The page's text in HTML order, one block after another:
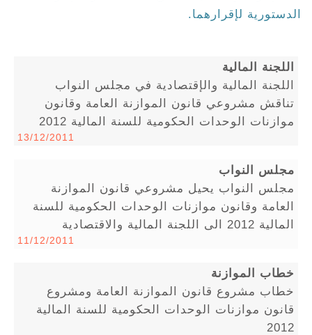
الدستورية لإقرارهما.
اللجنة المالية
اللجنة المالية والإقتصادية في مجلس النواب
تناقش مشروعي قانون الموازنة العامة وقانون
موازنات الوحدات الحكومية للسنة المالية 2012
13/12/2011
مجلس النواب
مجلس النواب يحيل مشروعي قانون الموازنة
العامة وقانون موازنات الوحدات الحكومية للسنة
المالية 2012 الى اللجنة المالية والاقتصادية
11/12/2011
خطاب الموازنة
خطاب مشروع قانون الموازنة العامة ومشروع
قانون موازنات الوحدات الحكومية للسنة المالية
2012